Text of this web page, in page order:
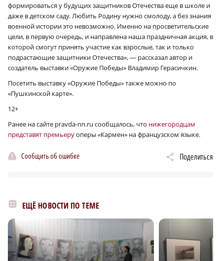
формироваться у будущих защитников Отечества еще в школе и
даже в детском саду. Любить Родину нужно смолоду, а без знания
военной истории это невозможно. Именно на просветительские
цели, в первую очередь, и направлена наша праздничная акция, в
которой смогут принять участие как взрослые, так и только
подрастающие защитники Отечества», — рассказал автор и
создатель выставки «Оружие Победы» Владимир Герасичкин.
Посетить выставку «Оружие Победы» также можно по
«Пушкинской карте».
12+
Ранее на сайте pravda-nn.ru сообщалось, что нижегородцам
представят премьеруоперы «Кармен» на французском языке.
Сообщить об ошибке Поделиться
ЕЩЁ НОВОСТИ ПО ТЕМЕ